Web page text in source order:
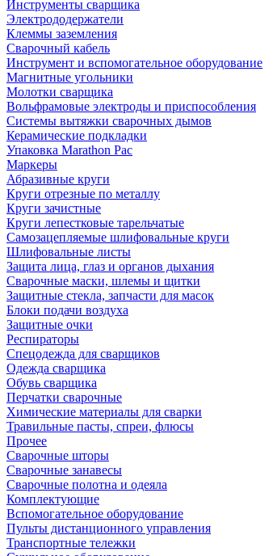
Инструменты сварщика
Электрододержатели
Клеммы заземления
Сварочный кабель
Инструмент и вспомогательное оборудование
Магнитные угольники
Молотки сварщика
Вольфрамовые электроды и приспособления
Системы вытяжки сварочных дымов
Керамические подкладки
Упаковка Marathon Pac
Маркеры
Абразивные круги
Круги отрезные по металлу
Круги зачистные
Круги лепестковые тарельчатые
Самозацепляемые шлифовальные круги
Шлифовальные листы
Защита лица, глаз и органов дыхания
Сварочные маски, шлемы и щитки
Защитные стекла, запчасти для масок
Блоки подачи воздуха
Защитные очки
Респираторы
Спецодежда для сварщиков
Одежда сварщика
Обувь сварщика
Перчатки сварочные
Химические материалы для сварки
Травильные пасты, спреи, флюсы
Прочее
Сварочные шторы
Сварочные занавесы
Сварочные полотна и одеяла
Комплектующие
Вспомогательное оборудование
Пульты дистанционного управления
Транспортные тележки